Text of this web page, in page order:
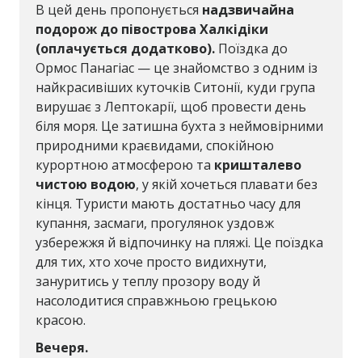
В цей день пропонується надзвичайна
подорож до півострова Халкідіки
(оплачується додатково). Поїздка до
Ормос Панагіас — це знайомство з одним із
найкрасивіших куточків Ситонії, куди група
вирушає з Лептокарії, щоб провести день
біля моря. Це затишна бухта з неймовірними
природними краєвидами, спокійною
курортною атмосферою та кришталево
чистою водою, у якій хочеться плавати без
кінця. Туристи мають достатньо часу для
купання, засмаги, прогулянок уздовж
узбережжя й відпочинку на пляжі. Це поїздка
для тих, хто хоче просто видихнути,
зануритись у теплу прозору воду й
насолодитися справжньою грецькою
красою.
Вечеря.